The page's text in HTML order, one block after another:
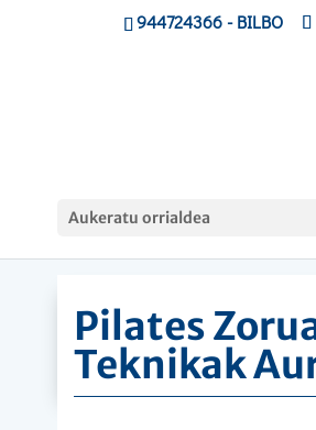
944724366- BILBO
Aukeratu orrialdea
Aurreratuak
Pilates
Teknikak